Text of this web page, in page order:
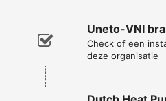
Uneto-VNI
Check of een
deze organisatie